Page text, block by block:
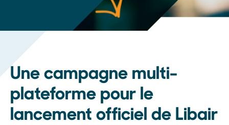
Une campagne multi-
plateforme pour le
lancement officiel de Libair